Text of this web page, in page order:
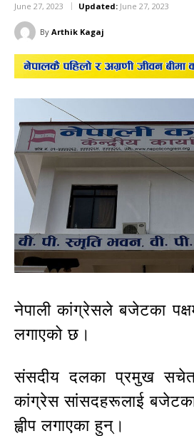
June 27, 2023 Updated: June 27, 2023
By Arthik Kagaj
नेपाली कांग्रेसले बजेटका
लगाएको छ।
संसदीय दलका प्रमुख
कांग्रेस सांसदहरूलाई बजेटका
ह्वीप लगाएका हुन्।